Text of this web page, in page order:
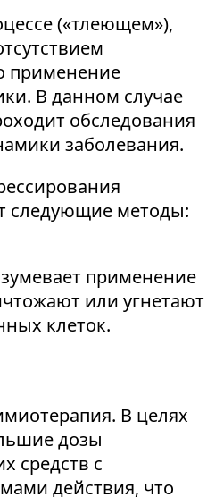
(«тлеющем»),
применение
В данном случае
обследования
заболевания.
следующие методы:
применение
или угнетают
клеток.
В целях
дозы
средств с
действия, что